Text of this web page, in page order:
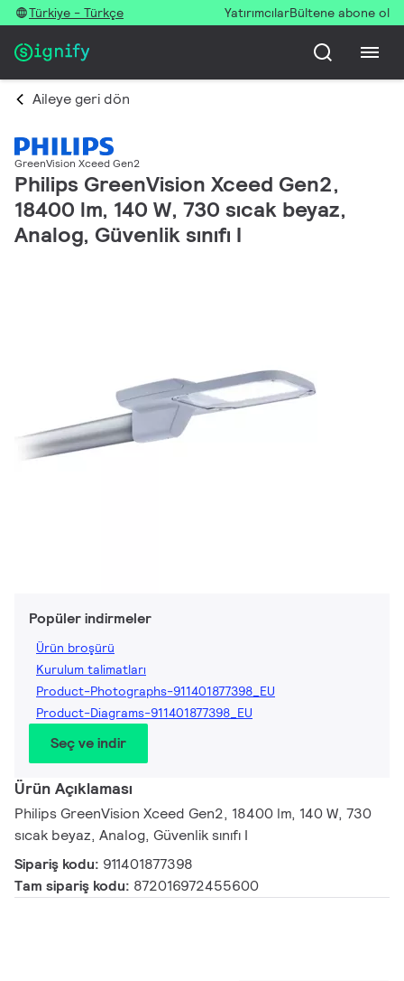
Türkiye - Türkçe YatırımcılarBültene abone ol
Aileye geri dön
GreenVision Xceed Gen2
Philips GreenVision Xceed Gen2,
18400 lm, 140 W, 730 sıcak beyaz,
Analog, Güvenlik sınıfı I
Popüler indirmeler
Ürün broşürü
Kurulum talimatları
Product-Photographs-911401877398_EU
Product-Diagrams-911401877398_EU
Seç ve indir
Ürün Açıklaması
Philips GreenVision Xceed Gen2, 18400 lm, 140 W, 730
sıcak beyaz, Analog, Güvenlik sınıfı I
Sipariş kodu: 911401877398
Tam sipariş kodu: 872016972455600